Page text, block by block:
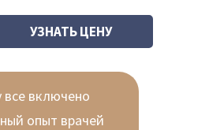
все включено
опыт врачей